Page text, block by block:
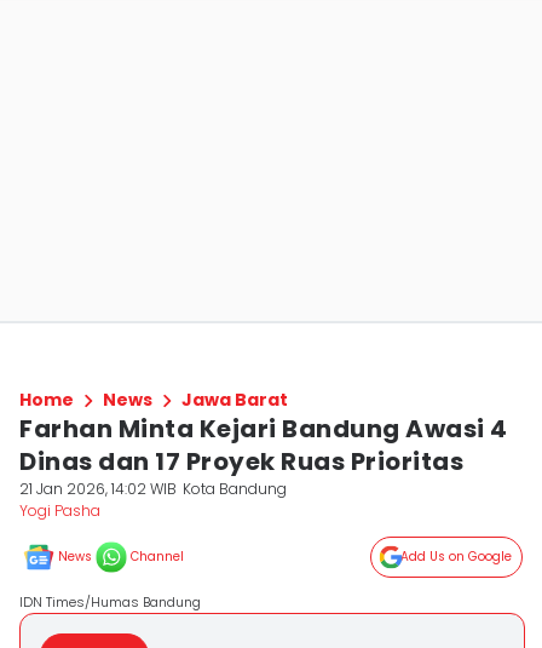
Home News Jawa Barat
Farhan Minta Kejari Bandung Awasi 4
Dinas dan 17 Proyek Ruas Prioritas
21 Jan 2026, 14:02 WIB Kota Bandung
Yogi Pasha
News Channel Add Us on Google
IDN Times/Humas Bandung